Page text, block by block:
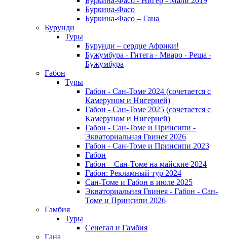
Буркина-Фасо
Буркина-Фасо – Гана
Бурунди
Туры
Бурунди – сердце Африки!
Бужумбура - Гитега - Мваро - Реша -
Бужумбура
Габон
Туры
Габон - Сан-Томе 2024 (сочетается с
Камеруном и Нигерией)
Габон - Сан-Томе 2025 (сочетается с
Камеруном и Нигерией)
Габон - Сан-Томе и Принсипи -
Экваториальная Гвинея 2026
Габон - Сан-Томе и Принсипи 2023
Габон
Габон – Сан-Томе на майские 2024
Габон: Рекламный тур 2024
Сан-Томе и Габон в июле 2025
Экваториальная Гвинея - Габон - Сан-
Томе и Принсипи 2026
Гамбия
Туры
Сенегал и Гамбия
Гана